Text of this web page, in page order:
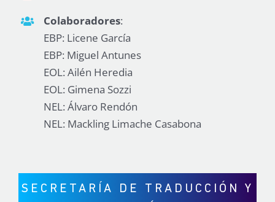
Colaboradores:
EBP: Licene García
EBP: Miguel Antunes
EOL: Ailén Heredia
EOL: Gimena Sozzi
NEL: Álvaro Rendón
NEL: Mackling Limache Casabona
SECRETARÍA DE
TRADUCCIÓN Y